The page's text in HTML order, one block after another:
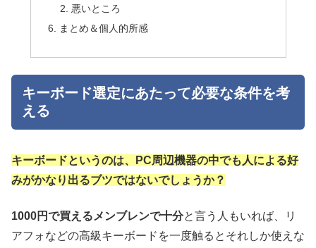
悪いところ
まとめ＆個人的所感
キーボード選定にあたって必要な条件を考
える
キーボードというのは、PC周辺機器の中でも人による好
みがかなり出るブツではないでしょうか ？
1000円で買えるメンブレンで十分と言う人もいれば、リ
アフォなどの高級キーボードを一度触るとそれしか使えな